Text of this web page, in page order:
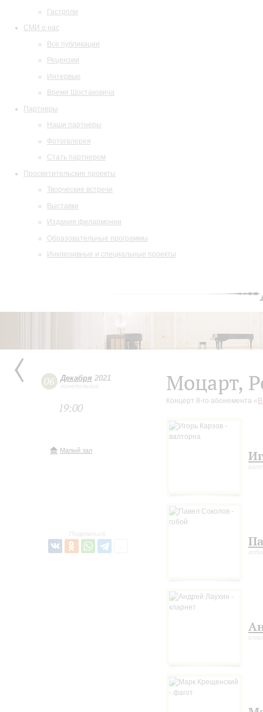
Гастроли
СМИ о нас
Все публикации
Рецензии
Интервью
Время Шостаковича
Партнеры
Наши партнеры
Фотогалерея
Стать партнером
Просветительские проекты
Творческие встречи
Выставки
Издания филармонии
Образовательные программы
Инклюзивные и специальные проекты
06 Декабря 2021
понедельник
19:00
Малый зал
Поделиться:
Моцарт,
Концерт 8-го абонемента «